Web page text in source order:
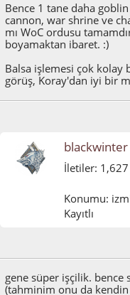
Bence 1 tane daha
cannon, war shrine ve
mı WoC ordusu
boyamaktan ibaret. :)
Balsa işlemesi çok kolay
görüş, Koray'dan iyi bir
blackwinter
İletiler: 1,627
Konumu:
Kayıtlı
gene süper işçilik. bence
(tahminim onu da kendin